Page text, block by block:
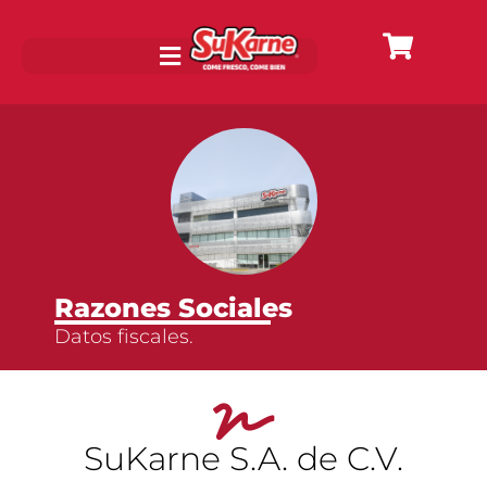
Razones Sociales
Datos fiscales.
SuKarne S.A. de C.V.